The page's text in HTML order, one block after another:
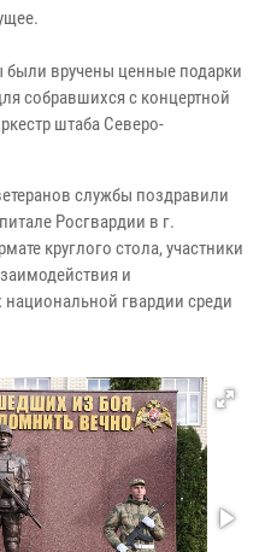
вручены ценные подарки
собравшихся с концертной
штаба Северо-
службы поздравили
Росгвардии в г.
круглого стола, участники
и
гвардии среди